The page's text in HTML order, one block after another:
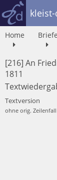
Home Briefe
[216] An
1811
Textversion
ohne orig. Zeilenfall